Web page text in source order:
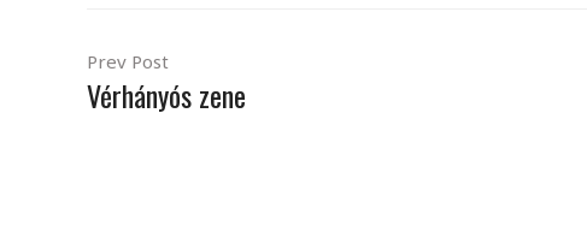
Prev Post
Vérhányós zene